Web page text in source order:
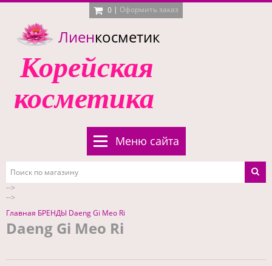
0 | Оформить заказ
Лиенкосметик
Корейская
косметика
Меню сайта
-->
-->
Главная БРЕНДЫ Daeng Gi Meo Ri
Daeng Gi Meo Ri